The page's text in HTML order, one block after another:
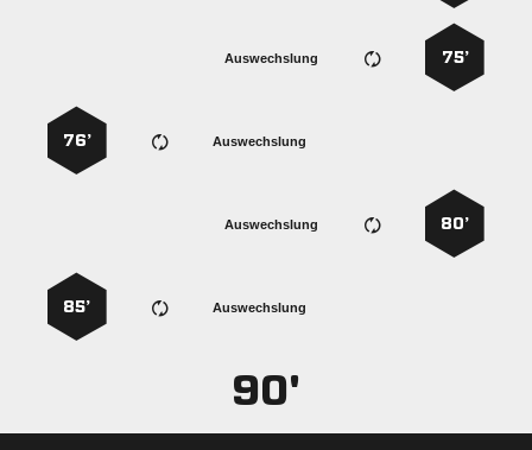
75’
Auswechslung
Auswechslung
76’
80’
Auswechslung
Auswechslung
85’
90'